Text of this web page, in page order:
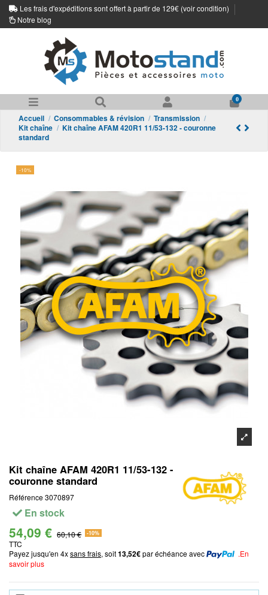
Les frais d'expéditions sont offert à partir de 129€ (voir condition)
Notre blog
0
Accueil Consommables & révision
Transmission
Kit chaîne
Kit chaîne AFAM 420R1 11/53-132 - couronne
standard
-10%
Kit chaîne AFAM 420R1 11/53-132 -
couronne standard
Référence3070897
En stock
54,09 € 60,10 € -10%
TTC
Payez jusqu'en 4xsans frais, soit13,52€par échéance avec
.En
savoir plus